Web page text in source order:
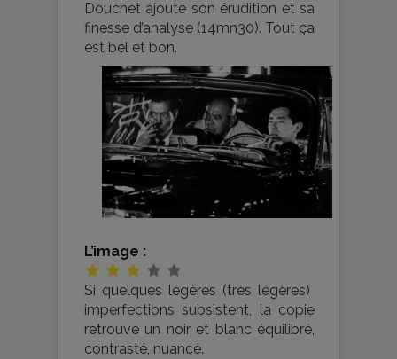
Douchet ajoute son érudition et sa
finesse d’analyse (14mn30). Tout ça
est bel et bon.
L’image :
Si quelques légères (très légères)
imperfections subsistent, la copie
retrouve un noir et blanc équilibré,
contrasté, nuancé.